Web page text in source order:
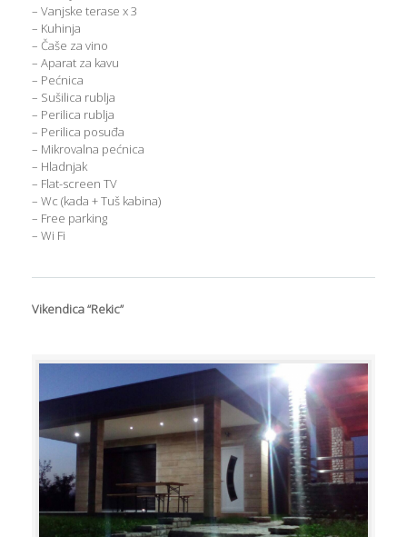
– Vanjske terase x 3
– Kuhinja
– Čaše za vino
– Aparat za kavu
– Pećnica
– Sušilica rublja
– Perilica rublja
– Perilica posuđa
– Mikrovalna pećnica
– Hladnjak
– Flat-screen TV
– Wc (kada + Tuš kabina)
– Free parking
– Wi Fi
Vikendica “Rekic”